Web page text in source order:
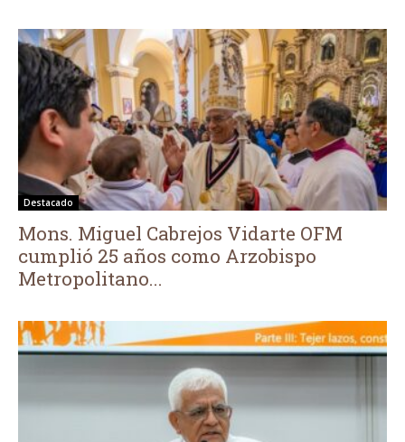
Destacado
Mons. Miguel Cabrejos Vidarte OFM
cumplió 25 años como Arzobispo
Metropolitano...